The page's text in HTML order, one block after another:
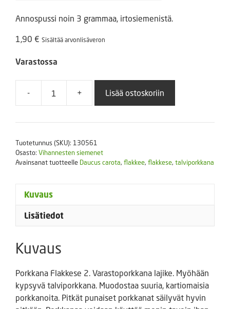
Annospussi noin 3 grammaa, irtosiemenistä.
1,90 € Sisältää arvonlisäveron
Varastossa
-
Porkkana
(Flakkée
2
eri
+ Lisää ostoskoriin
Tuotetunnus (SKU): 130561
Osasto: Vihannesten siemenet
Avainsanat tuotteelle Daucus carota, flakkee, flakkese, talviporkkana
Kuvaus
Lisätiedot
Kuvaus
Porkkana Flakkese 2. Varastoporkkana lajike. Myöhään
kypsyvä talviporkkana. Muodostaa suuria, kartiomaisia
porkkanoita. Pitkät punaiset porkkanat säilyvät hyvin